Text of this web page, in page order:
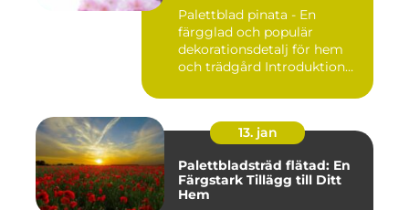
Palettblad pinata - En
färgglad och populär
dekorationsdetalj för hem
och trädgård Introduktion
13. jan
Palettbladsträd flätad: En
Färgstark Tillägg till Ditt
Hem